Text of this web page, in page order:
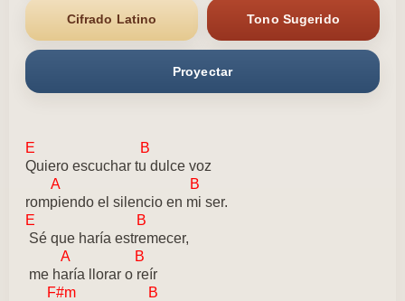
Cifrado Latino Tono Sugerido
Proyectar
E B
Quiero escuchar tu dulce voz
A B
rompiendo el silencio en mi ser.
E B
Sé que haría estremecer,
A B
me haría llorar o reír
F#m B